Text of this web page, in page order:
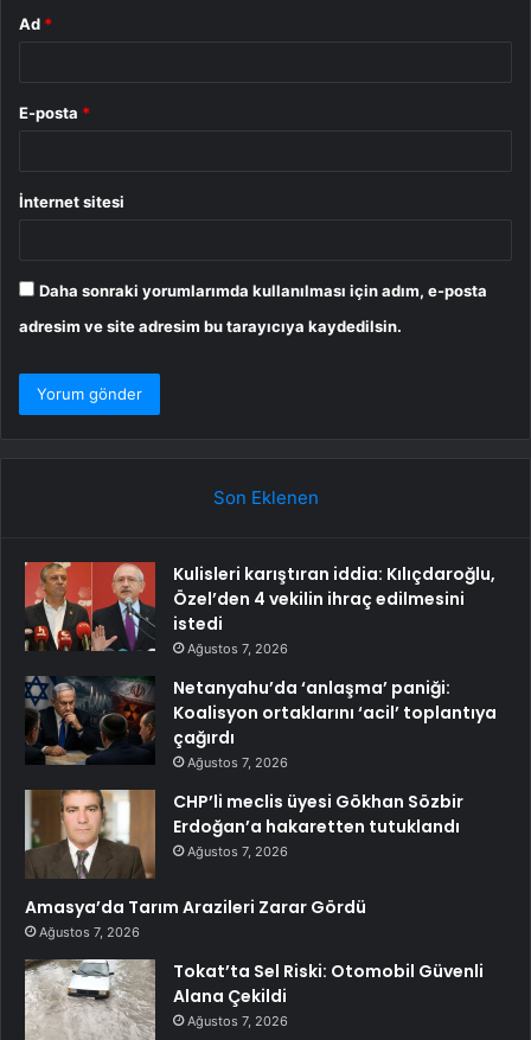
Ad *
E-posta *
İnternet sitesi
Daha sonraki yorumlarımda kullanılması için adım, e-posta
adresim ve site adresim bu tarayıcıya kaydedilsin.
Son Eklenen
Kulisleri karıştıran iddia: Kılıçdaroğlu,
Özel’den 4 vekilin ihraç edilmesini
istedi
Ağustos 7, 2026
Netanyahu’da ‘anlaşma’ paniği:
Koalisyon ortaklarını ‘acil’ toplantıya
çağırdı
Ağustos 7, 2026
CHP’li meclis üyesi Gökhan Sözbir
Erdoğan’a hakaretten tutuklandı
Ağustos 7, 2026
Amasya’da Tarım Arazileri Zarar Gördü
Ağustos 7, 2026
Tokat’ta Sel Riski: Otomobil Güvenli
Alana Çekildi
Ağustos 7, 2026